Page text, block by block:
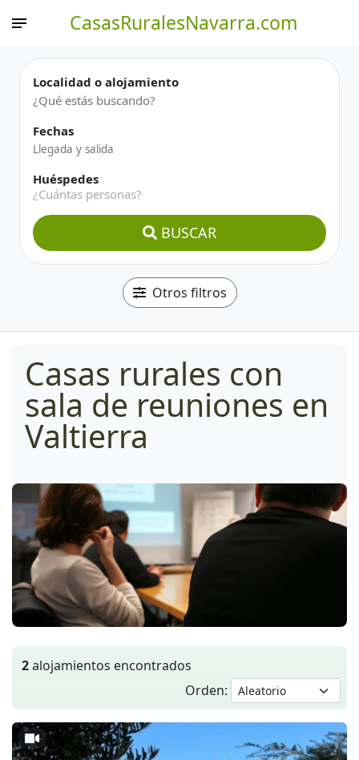
CasasRuralesNavarra.com
Localidad o alojamiento
Fechas
Huéspedes
¿Cuántas personas?
BUSCAR
Otros filtros
Casas rurales con
sala de reuniones en
Valtierra
2alojamientos encontrados
Orden: